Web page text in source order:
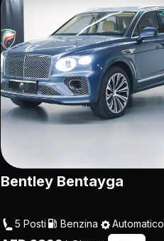
Bentley Bentayga
5 Posti Benzina Automatico